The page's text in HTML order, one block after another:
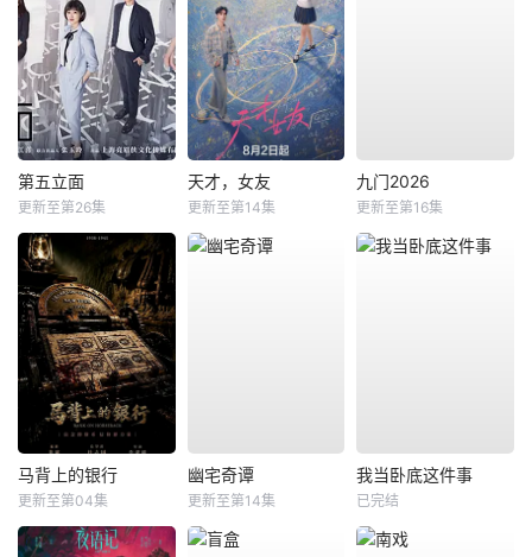
第五立面
更新至第26集
天才，女友
更新至第14集
九门2026
更新至第16集
马背上的银行
更新至第04集
幽宅奇谭
更新至第14集
我当卧底这件事
已完结